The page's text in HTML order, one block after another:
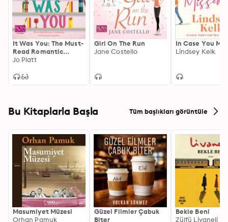
It Was You: The Must-
Read Romantic
Comedy
Jo Platt
Girl On The Run
Jane Costello
In Case You
Lindsey Kelk
Bu Kitaplarla Başla Tüm başlıkları görüntüle
Masumiyet Müzesi
Orhan Pamuk
Güzel Filmler Çabuk
Biter
Bekle Beni
Zülfü Livaneli